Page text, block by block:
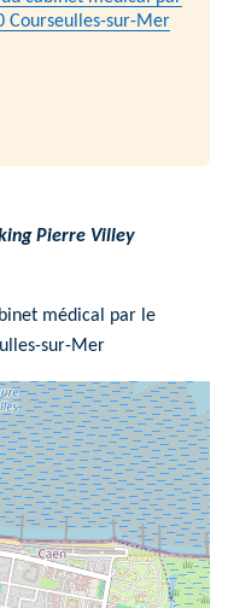
Courseulles-sur-Mer
nouvel onglet)
un nouvel onglet)
Pierre Villey
médical par le
sur-Mer